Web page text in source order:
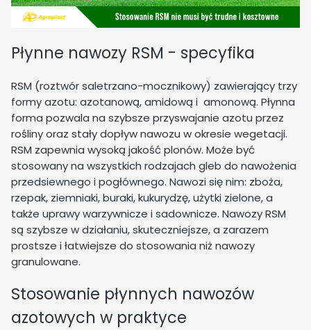
Płynne nawozy RSM - specyfika
RSM (roztwór saletrzano-mocznikowy) zawierający trzy
formy azotu: azotanową, amidową i amonową. Płynna
forma pozwala na szybsze przyswajanie azotu przez
rośliny oraz stały dopływ nawozu w okresie wegetacji.
RSM zapewnia wysoką jakość plonów. Może być
stosowany na wszystkich rodzajach gleb do nawożenia
przedsiewnego i pogłównego. Nawozi się nim: zboża,
rzepak, ziemniaki, buraki, kukurydzę, użytki zielone, a
także uprawy warzywnicze i sadownicze. Nawozy RSM
są szybsze w działaniu, skuteczniejsze, a zarazem
prostsze i łatwiejsze do stosowania niż nawozy
granulowane.
Stosowanie płynnych nawozów
azotowych w praktyce